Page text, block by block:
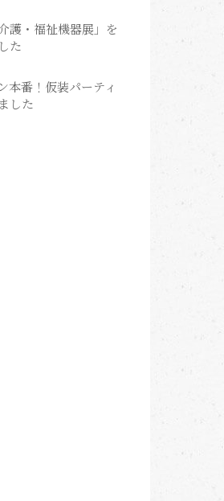
護・福祉機器展」を
た
本番！仮装パーティ
した